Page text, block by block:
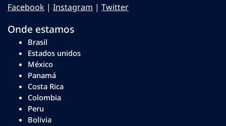
Facebook | Instagram | Twitter
Onde estamos
Brasil
Estados unidos
México
Panamá
Costa Rica
Colombia
Peru
Bolivia